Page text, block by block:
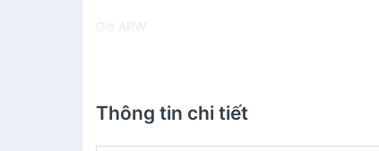
Giá APW
Thông tin chi tiết